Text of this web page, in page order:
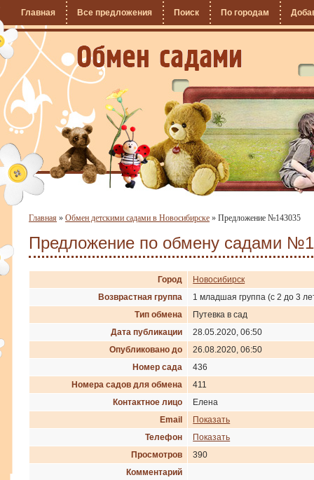
Главная Все предложения Поиск По городам
Главная » Обмен детскими садами в Новосибирске » Предложение №143035
Предложение по обмену садами
Город
Новосибирск
Возврастная группа
1 младшая группа (с 2 до 3
Тип обмена
Путевка в сад
Дата публикации
28.05.2020, 06:50
Опубликовано до
26.08.2020, 06:50
Номер сада
436
Номера садов для обмена
411
Контактное лицо
Елена
Email
Показать
Телефон
Показать
Просмотров
390
Комментарий